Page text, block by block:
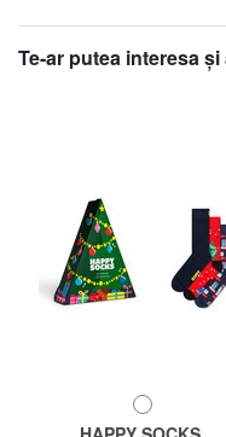
Te-ar putea interesa